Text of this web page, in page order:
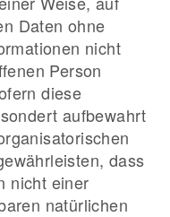
Daten ohne
nicht
Person
diese
aufbewahrt
dass
nicht einer
natürlichen